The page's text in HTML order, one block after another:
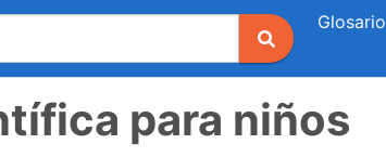
Glosario
para niños